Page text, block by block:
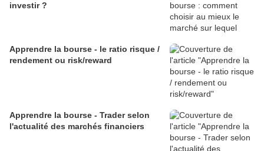
investir ?
Apprendre la bourse - le ratio risque /
rendement ou risk/reward
Apprendre la bourse - Trader selon
l'actualité des marchés financiers